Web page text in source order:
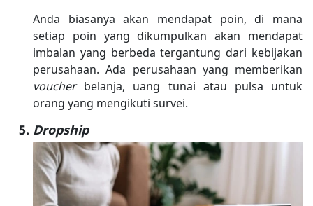
Anda biasanya akan mendapat poin, di mana
setiap poin yang dikumpulkan akan mendapat
imbalan yang berbeda tergantung dari kebijakan
perusahaan. Ada perusahaan yang memberikan
voucher belanja, uang tunai atau pulsa untuk
orang yang mengikuti survei.
Dropship